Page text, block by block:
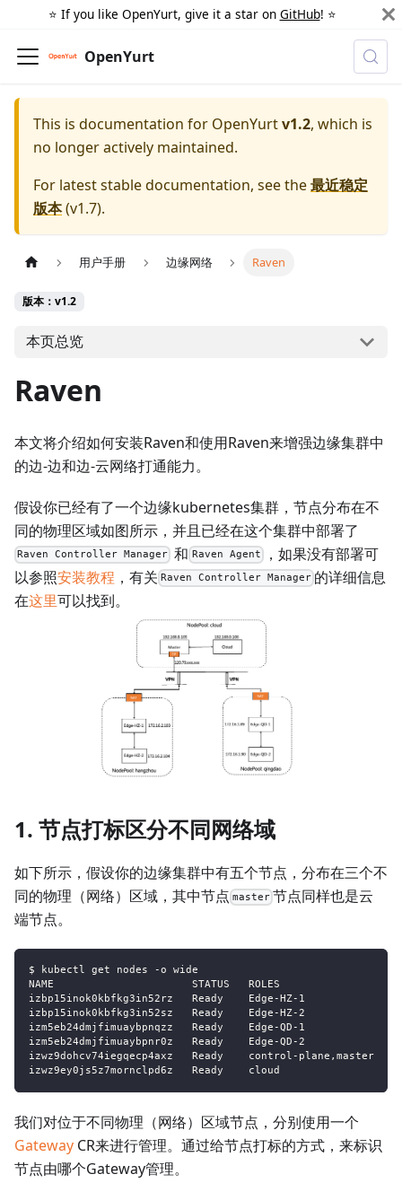
⭐️ If you like OpenYurt, give it a star on GitHub! ⭐️
OpenYurt
This is documentation for OpenYurtv1.2, which is
no longer actively maintained.
For latest stable documentation, see the最近稳定
版本(v1.7).
用户手册 边缘网络 Raven
版本：v1.2
本页总览
Raven
本文将介绍如何安装Raven和使用Raven来增强边缘集群中
的边-边和边-云网络打通能力。
假设你已经有了一个边缘kubernetes集群，节点分布在不
同的物理区域如图所示，并且已经在这个集群中部署了
Raven Controller Manager 和 Raven Agent ，如果没有部署可
以参照安装教程 ，有关 Raven Controller Manager 的详细信息
在这里可以找到。
1. 节点打标区分不同网络域
如下所示，假设你的边缘集群中有五个节点，分布在三个不
同的物理（网络）区域，其中节点 master 节点同样也是云
端节点。
$ kubectl get nodes -o wide
NAME                      STATUS   ROLES                  AGE
izbp15inok0kbfkg3in52rz   Ready    Edge-HZ-1
izbp15inok0kbfkg3in52sz   Ready    Edge-HZ-2
izm5eb24dmjfimuaybpnqzz   Ready    Edge-QD-1
izm5eb24dmjfimuaybpnr0z   Ready    Edge-QD-2
izwz9dohcv74iegqecp4axz   Ready    control-plane,master
izwz9ey0js5z7mornclpd6z   Ready    cloud
我们对位于不同物理（网络）区域节点，分别使用一个
Gateway CR来进行管理。通过给节点打标的方式，来标识
节点由哪个Gateway管理。